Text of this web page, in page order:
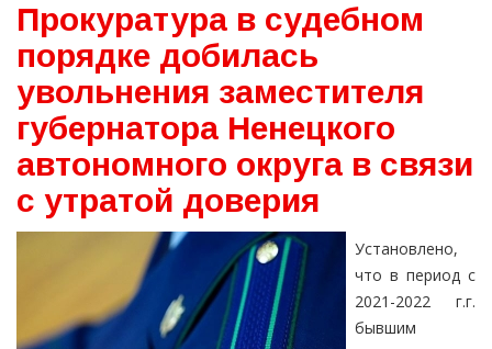
Прокуратура в судебном
порядке добилась
увольнения заместителя
губернатора Ненецкого
автономного округа в связи
с утратой доверия
Установлено,
что в период с
2021-2022 г.г.
бывшим